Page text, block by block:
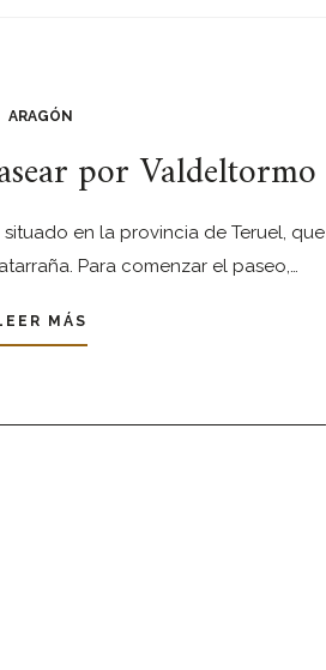
ARAGÓN
por Valdeltormo
en la provincia de Teruel, que
Para comenzar el paseo,…
MÁS